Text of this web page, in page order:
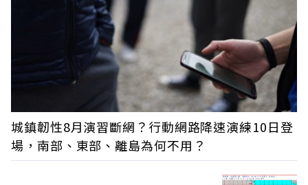
城鎮韌性8月演習斷網？行動網路降速演練10日登
場，南部、東部、離島為何不用？